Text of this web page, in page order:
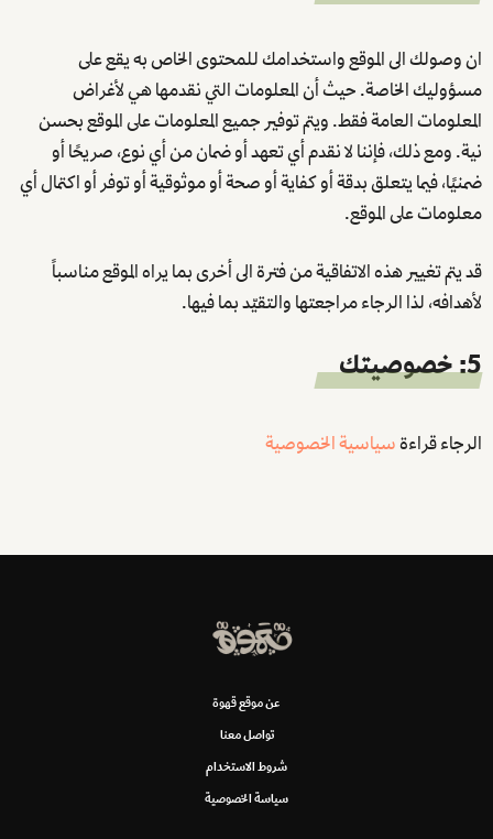
ان وصولك الى الموقع واستخدامك للمحتوى الخاص به يقع على
مسؤوليك الخاصة. حيث أن المعلومات التي نقدمها هي لأغراض
المعلومات العامة فقط. ويتم توفير جميع المعلومات على الموقع بحسن
نية. ومع ذلك، فإننا لا نقدم أي تعهد أو ضمان من أي نوع، صريحًا أو
ضمنيًا، فيما يتعلق بدقة أو كفاية أو صحة أو موثوقية أو توفر أو اكتمال أي
معلومات على الموقع.
قد يتم تغيير هذه الاتفاقية من فترة الى أخرى بما يراه الموقع مناسباً
لأهدافه، لذا الرجاء مراجعتها والتقيّد بما فيها.
5: خصوصيتك
الرجاء قراءة سياسية الخصوصية
عن موقع قهوة
تواصل معنا
شروط الاستخدام
سياسة الخصوصية